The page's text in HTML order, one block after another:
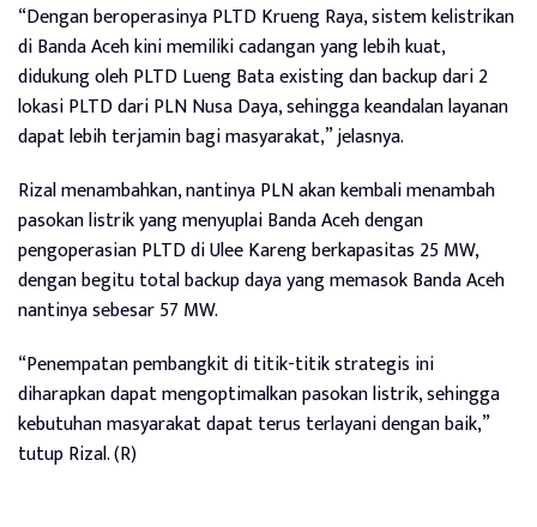
“Dengan beroperasinya PLTD Krueng Raya, sistem kelistrikan
di Banda Aceh kini memiliki cadangan yang lebih kuat,
didukung oleh PLTD Lueng Bata existing dan backup dari 2
lokasi PLTD dari PLN Nusa Daya, sehingga keandalan layanan
dapat lebih terjamin bagi masyarakat,” jelasnya.
Rizal menambahkan, nantinya PLN akan kembali menambah
pasokan listrik yang menyuplai Banda Aceh dengan
pengoperasian PLTD di Ulee Kareng berkapasitas 25 MW,
dengan begitu total backup daya yang memasok Banda Aceh
nantinya sebesar 57 MW.
“Penempatan pembangkit di titik-titik strategis ini
diharapkan dapat mengoptimalkan pasokan listrik, sehingga
kebutuhan masyarakat dapat terus terlayani dengan baik,”
tutup Rizal. (R)